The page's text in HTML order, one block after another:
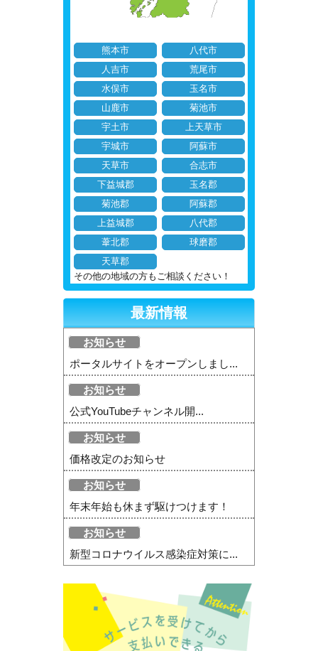
熊本市
八代市
人吉市
荒尾市
水俣市
玉名市
山鹿市
菊池市
宇土市
上天草市
宇城市
阿蘇市
天草市
合志市
下益城郡
玉名郡
菊池郡
阿蘇郡
上益城郡
八代郡
葦北郡
球磨郡
天草郡
その他の地域の方もご相談ください！
最新情報
お知らせ
ポータルサイトをオープンしまし...
お知らせ
公式YouTubeチャンネル開...
お知らせ
価格改定のお知らせ
お知らせ
年末年始も休まず駆けつけます！
お知らせ
新型コロナウイルス感染症対策に...